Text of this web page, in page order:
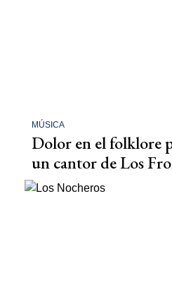
MÚSICA
Dolor en el folklore
un cantor de Los